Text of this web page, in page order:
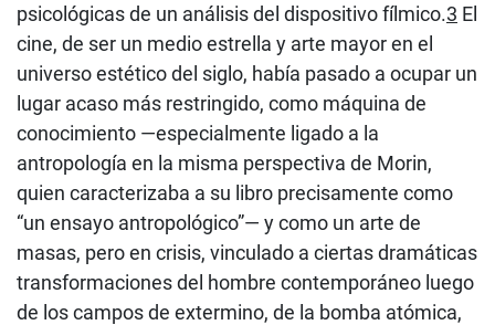
psicológicas de un análisis del dispositivo fílmico.3 El
cine, de ser un medio estrella y arte mayor en el
universo estético del siglo, había pasado a ocupar un
lugar acaso más restringido, como máquina de
conocimiento —especialmente ligado a la
antropología en la misma perspectiva de Morin,
quien caracterizaba a su libro precisamente como
“un ensayo antropológico”— y como un arte de
masas, pero en crisis, vinculado a ciertas dramáticas
transformaciones del hombre contemporáneo luego
de los campos de extermino, de la bomba atómica,